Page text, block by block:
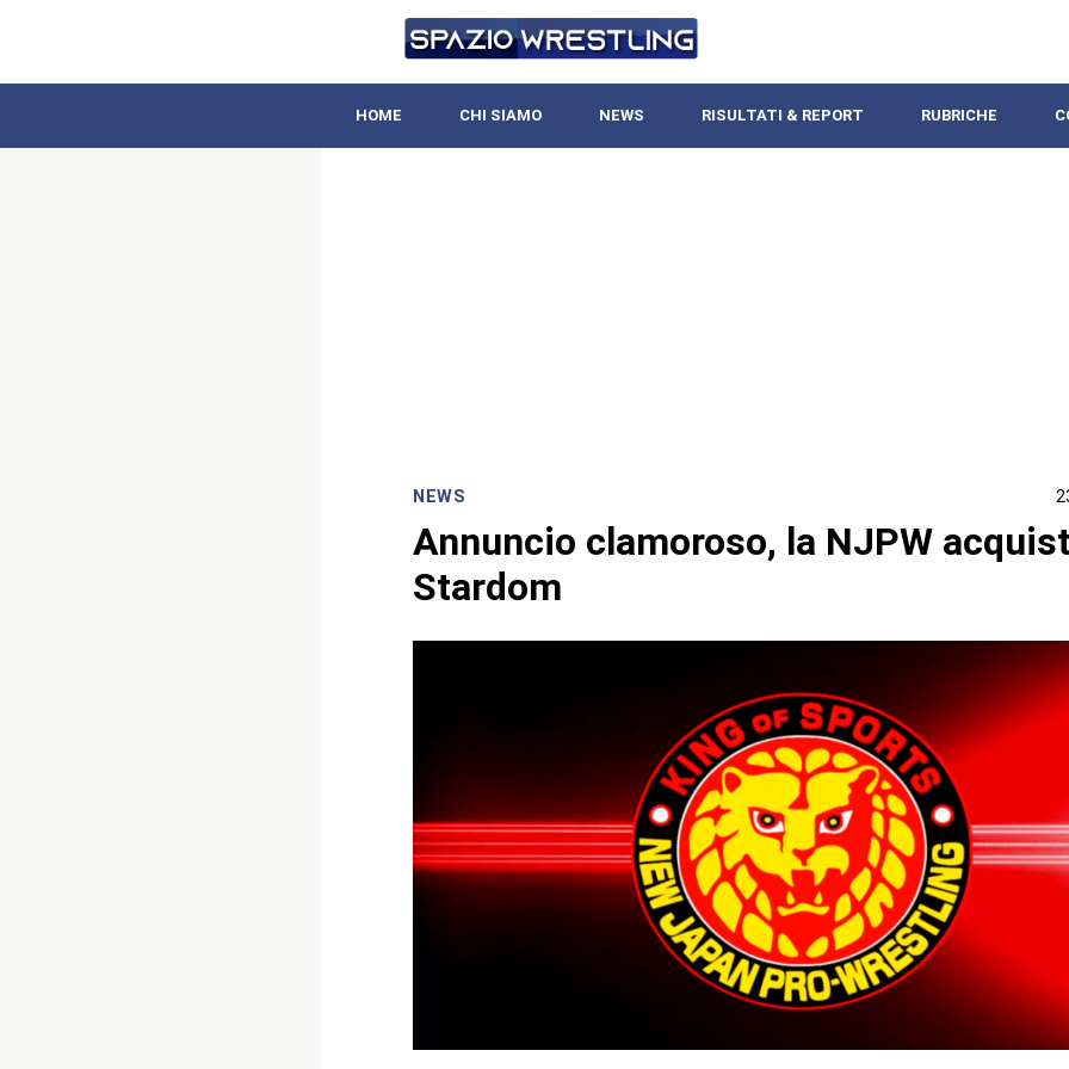
HOME CHI SIAMO NEWS RISULTATI & REPORT RUBRICHE
NEWS
Annuncio clamoroso, la NJPW
Stardom